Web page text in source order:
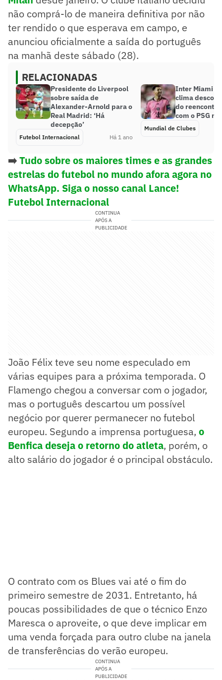
não comprá-lo de maneira definitiva por não
ter rendido o que esperava em campo, e
anunciou oficialmente a saída do português
na manhã deste sábado (28).
RELACIONADAS
Presidente do Liverpool
sobre saída de
Alexander-Arnold para o
Real Madrid: ‘Há
decepção’
Futebol Internacional Há 1 ano
Inter Miami
clima
do reencontro
com o PSG
Mundial de Clubes
➡️Tudo sobre os maiores times e as grandes
estrelas do futebol no mundo afora agora no
WhatsApp. Siga o nosso canal Lance!
Futebol Internacional
CONTINUA
APÓS A
PUBLICIDADE
João Félix teve seu nome especulado em
várias equipes para a próxima temporada. O
Flamengo chegou a conversar com o jogador,
mas o português descartou um possível
negócio por querer permanecer no futebol
europeu. Segundo a imprensa portuguesa, o
Benfica deseja o retorno do atleta, porém, o
alto salário do jogador é o principal obstáculo.
O contrato com os Blues vai até o fim do
primeiro semestre de 2031. Entretanto, há
poucas possibilidades de que o técnico Enzo
Maresca o aproveite, o que deve implicar em
uma venda forçada para outro clube na janela
de transferências do verão europeu.
CONTINUA
APÓS A
PUBLICIDADE